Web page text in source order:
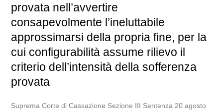
provata nell’avvertire
consapevolmente l’ineluttabile
approssimarsi della propria fine, per la
cui configurabilità assume rilievo il
criterio dell’intensità della sofferenza
provata
Suprema Corte di Cassazione Sezione III Sentenza 20 agosto